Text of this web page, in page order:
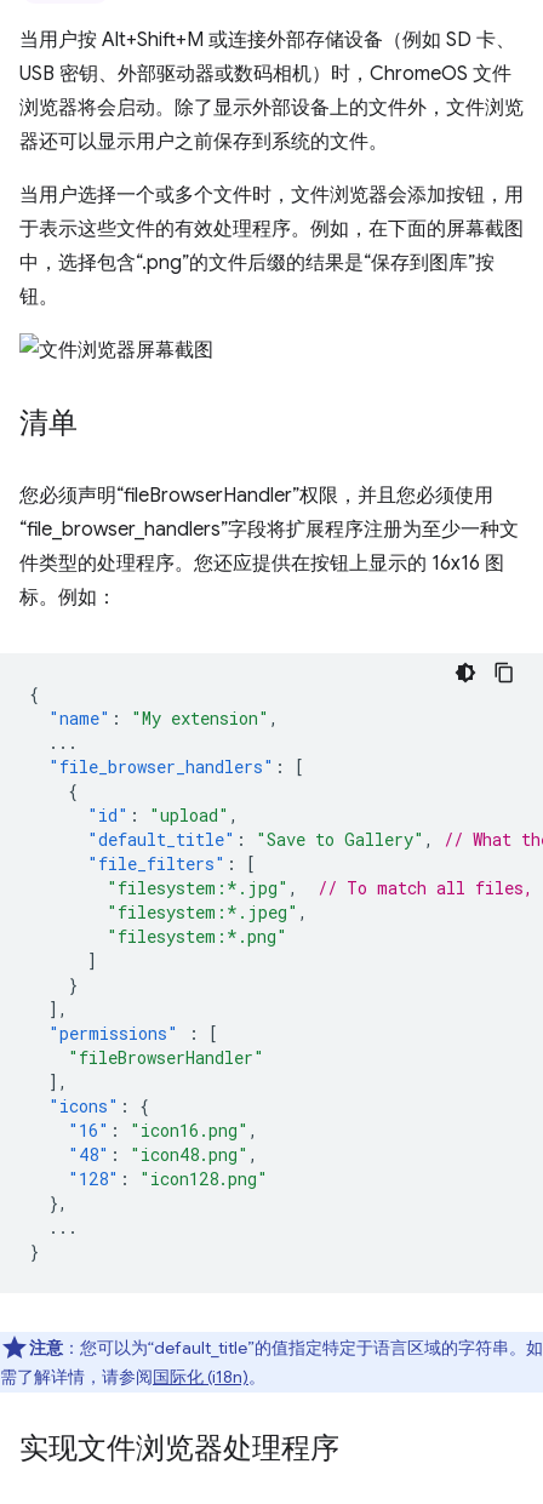
当用户按 Alt+Shift+M 或连接外部存储设备（例如 SD 卡、
USB 密钥、外部驱动器或数码相机）时，ChromeOS 文件
浏览器将会启动。除了显示外部设备上的文件外，文件浏览
器还可以显示用户之前保存到系统的文件。
当用户选择一个或多个文件时，文件浏览器会添加按钮，用
于表示这些文件的有效处理程序。例如，在下面的屏幕截图
中，选择包含“.png”的文件后缀的结果是“保存到图库”按
钮。
清单
您必须声明“fileBrowserHandler”权限，并且您必须使用
“file_browser_handlers”字段将扩展程序注册为至少一种文
件类型的处理程序。您还应提供在按钮上显示的 16x16 图
标。例如：
{
"name" : "My extension" ,
...
"file_browser_handlers" :
[
{
"id" : "upload" ,
"default_title" : "Save to Gallery" ,
// What
"file_filters" :
[
"filesystem:*.jpg" ,
// To match all files,
"filesystem:*.jpeg" ,
"filesystem:*.png"
]
}
],
"permissions"
:
[
"fileBrowserHandler"
],
"icons" :
{
"16" : "icon16.png" ,
"48" : "icon48.png" ,
"128" :
"icon128.png"
},
...
}
注意 ：您可以为“default_title”的值指定特定于语言区域的字符串。如
需了解详情，请参阅国际化 (i18n)。
实现文件浏览器处理程序